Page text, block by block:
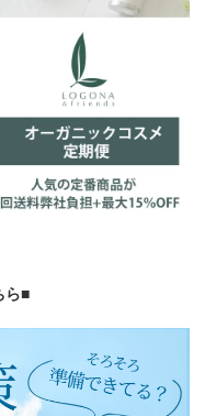
ら■